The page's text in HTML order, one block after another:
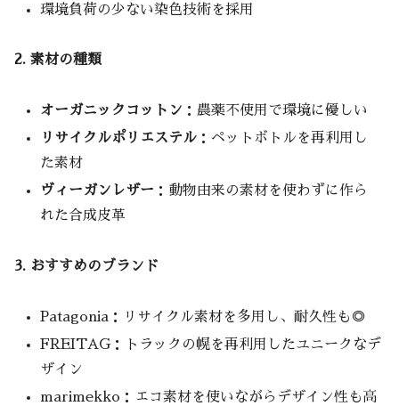
環境負荷の少ない染色技術を採用
2. 素材の種類
オーガニックコットン ：農薬不使用で環境に優しい
リサイクルポリエステル ：ペットボトルを再利用し
た素材
ヴィーガンレザー ：動物由来の素材を使わずに作ら
れた合成皮革
3. おすすめのブランド
Patagonia：リサイクル素材を多用し、耐久性も◎
FREITAG：トラックの幌を再利用したユニークなデ
ザイン
marimekko：エコ素材を使いながらデザイン性も高